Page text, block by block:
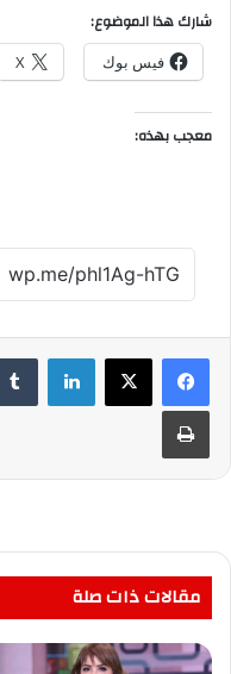
شارك هذا الموضوع:
فيس بوك X
معجب بهذه:
لينكدإن
طباعة
مقالات ذات صلة